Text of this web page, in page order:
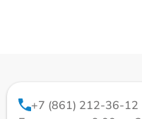
+7 (861) 212-36-12